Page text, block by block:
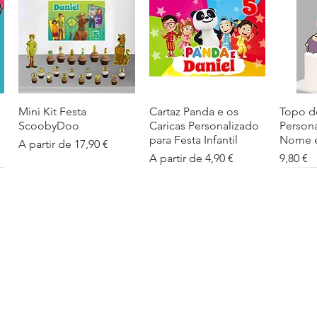
Visualização rápida
Mini Kit Festa
ScoobyDoo
A partir de 17,90 €
Preço promocional
Visualização rápida
Cartaz Panda e os
Caricas Personalizado
para Festa Infantil
A partir de 4,90 €
Preço promocional
Topo
Nome
Preço
9,80 €